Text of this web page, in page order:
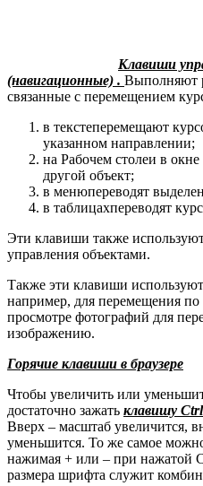
Клавиши
(навигационные) . Выполняют
связанные с перемещением
в текстеперемещают
указанном направлении;
на Рабочем столеи в
другой объект;
в менюпереводят
в таблицахпереводят
Эти клавиши также
управления объектами.
Также эти клавиши
например, для перемещения
просмотре фотографий для
изображению.
Горячие клавиши в браузере
Чтобы увеличить или
достаточно зажать клавишу Ctrl
Вверх – масштаб увеличится,
уменьшится. То же самое
нажимая + или – при нажатой
размера шрифта служит